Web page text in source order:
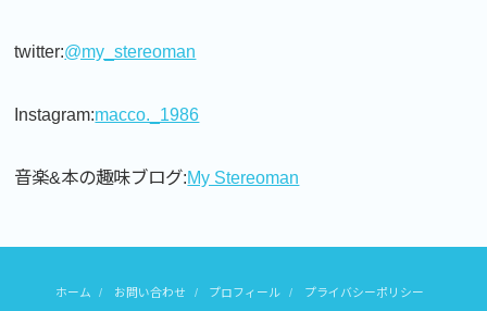
twitter:@my_stereoman
Instagram:macco._1986
音楽&本の趣味ブログ:My Stereoman
ホーム お問い合わせ プロフィール プライバシーポリシー